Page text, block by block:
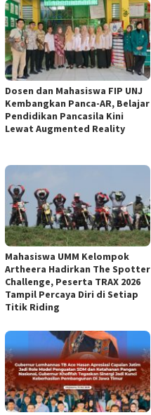
Dosen dan Mahasiswa FIP UNJ
Kembangkan Panca-AR, Belajar
Pendidikan Pancasila Kini
Lewat Augmented Reality
Mahasiswa UMM Kelompok
Artheera Hadirkan The Spotter
Challenge, Peserta TRAX 2026
Tampil Percaya Diri di Setiap
Titik Riding